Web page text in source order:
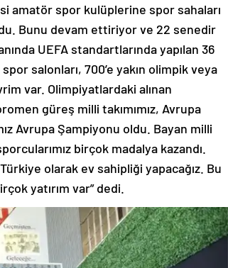
amatör spor kulüplerine spor sahaları
Bunu devam ettiriyor ve 22 senedir
UEFA standartlarında yapılan 36
salonları, 700’e yakın olimpik veya
var. Olimpiyatlardaki alınan
güreş milli takımımız, Avrupa
Avrupa Şampiyonu oldu. Bayan milli
birçok madalya kazandı.
olarak ev sahipliği yapacağız. Bu
yatırım var” dedi.